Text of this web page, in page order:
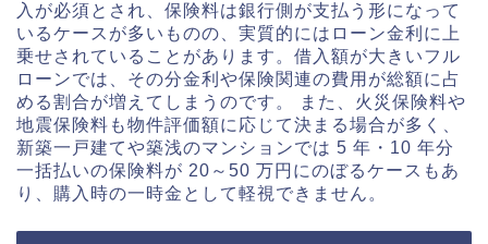
入が必須とされ、保険料は銀行側が支払う形になって
いるケースが多いものの、実質的にはローン金利に上
乗せされていることがあります。借入額が大きいフル
ローンでは、その分金利や保険関連の費用が総額に占
める割合が増えてしまうのです。 また、火災保険料や
地震保険料も物件評価額に応じて決まる場合が多く、
新築一戸建てや築浅のマンションでは 5 年・10 年分
一括払いの保険料が 20～50 万円にのぼるケースもあ
り、購入時の一時金として軽視できません。